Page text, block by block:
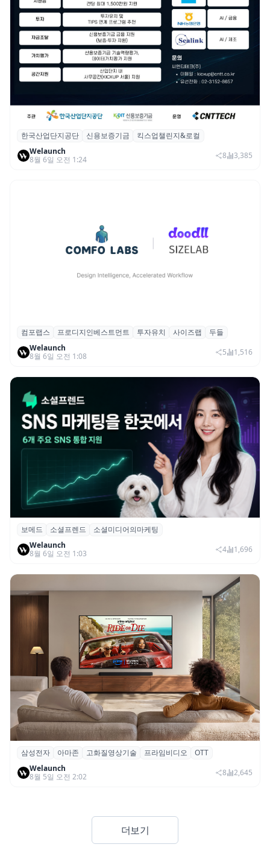
산단공·신보, 2026 ‘킥스업 챌린지&로컬’ 참
여 스타트업 모집
한국산업단지공단 신용보증기금
킥스업챌린지&로컬
Welaunch
8월 6일 오전 1:24
8 3,385
컴포랩스, 프로디지인베스트먼트로부터 시
드 투자 유치
컴포랩스 프로디지인베스트먼트 투자유치 사이즈랩
두들
Welaunch
8월 6일 오전 1:08
5 1,516
보메드 ‘소셜프렌드’, 유튜브·인스타 등 6개
SNS 마케팅 통합 지원
보메드 소셜프렌드
소셜미디어의마케팅
Welaunch
8월 6일 오전 1:03
4 1,696
삼성전자·아마존, 프라임 비디오에 ‘HDR10+
어드밴스드’ 적용
삼성전자 아마존 고화질영상기술 프라임비디오
OTT
Welaunch
8월 5일 오전 2:02
8 2,645
더보기